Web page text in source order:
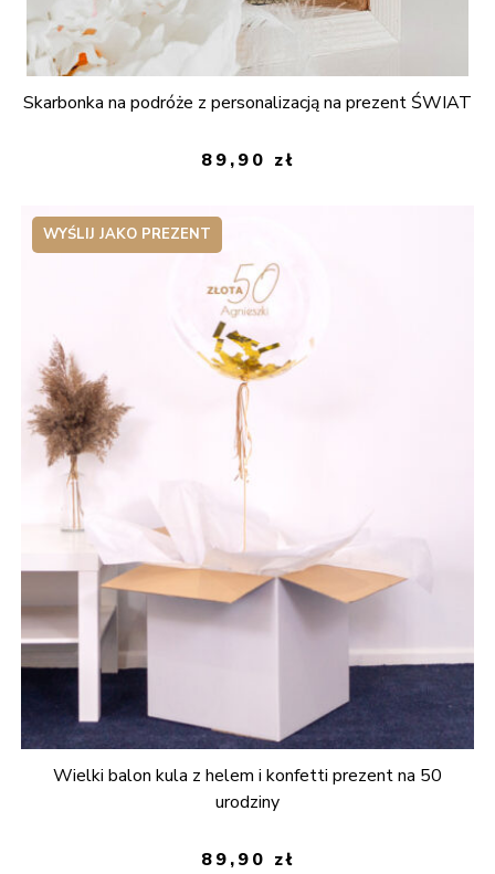
Skarbonka na podróże z personalizacją na prezent ŚWIAT
89,90 zł
WYŚLIJ JAKO PREZENT
Wielki balon kula z helem i konfetti prezent na 50
urodziny
89,90 zł